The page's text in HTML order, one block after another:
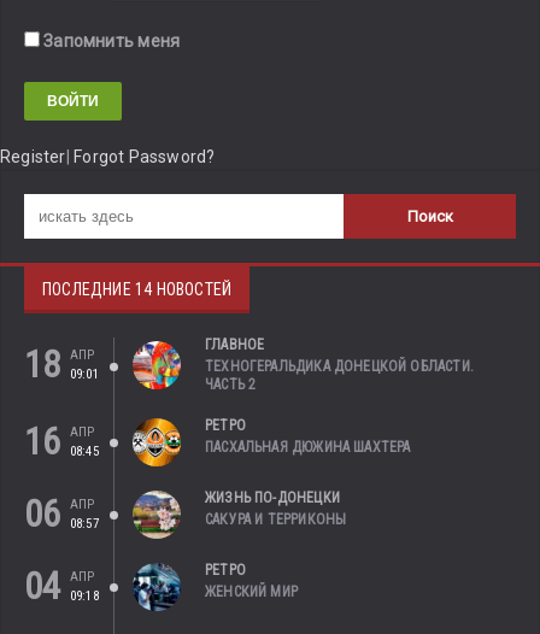
Запомнить меня
Register Forgot Password?
ПОСЛЕДНИЕ 14 НОВОСТЕЙ
18
АПР
09:01
ГЛАВНОЕ
ТЕХНОГЕРАЛЬДИКА ДОНЕЦКОЙ ОБЛАСТИ.
ЧАСТЬ 2
16
АПР
08:45
РЕТРО
ПАСХАЛЬНАЯ ДЮЖИНА ШАХТЕРА
06
АПР
08:57
ЖИЗНЬ ПО-ДОНЕЦКИ
САКУРА И ТЕРРИКОНЫ
04 АПР
09:18
РЕТРО
ЖЕНСКИЙ МИР